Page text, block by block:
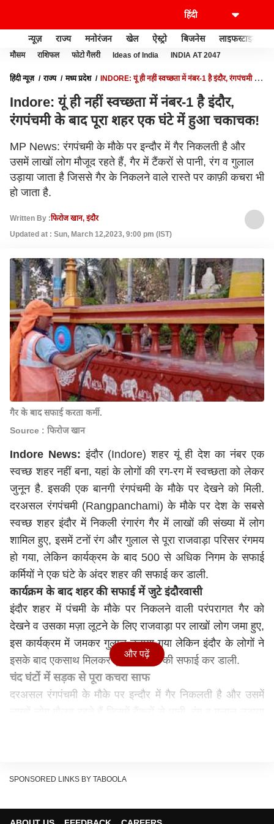
न्यूज़ राज्य मनोरंजन खेल ऐस्ट्रो बिजनेस लाइफस्टाइल
मौसम राशिफल फोटो गैलरी Ideas of India INDIA AT 2047
हिंदी न्यूज़ राज्य मध्य प्रदेश
INDORE: यूं ही नहीं स्वच्छता में नंबर-1 है इंदौर, रंगपंचमी के
Indore: यूं ही नहीं स्वच्छता में नंबर-1 है इंदौर,
रंगपंचमी के बाद पूरा शहर एक घंटे में हुआ चकाचक!
MP News: रंगपंचमी के मौके पर इन्दौर में गैर निकलती है और
उसमें लाखों लोग मौजूद रहते हैं, गैर में टैंकरों से पानी, रंग व गुलाल
उड़ाया जाता है जिससे गैर के निकलने वाले रास्ते पर काफ़ी कचरा भी
हो जाता है.
Written By :फिरोज खान, इंदौर
Updated at : Sun, March 12,2023, 9:00 pm (IST)
गैर के बाद सफाई करता कर्मी.
Source : फिरोज खान
Indore News: इंदौर (Indore) शहर यूं ही देश का नंबर एक
स्वच्छ शहर नहीं बना, यहां के लोगों की रग-रग में स्वच्छता को लेकर
जुनून है. इसकी एक बानगी रंगपंचमी के मौके पर देखने को मिली.
दरअसल रंगपंचमी (Rangpanchami) के मौके पर देश के सबसे
स्वच्छ शहर इंदौर में निकली रंगारंग गैर में लाखों की संख्या में लोग
शामिल हुए, इसमें टनों रंग और गुलाल से पूरा राजवाड़ा परिसर रंगमय
हो गया, लेकिन कार्यक्रम के बाद 500 से अधिक निगम के सफाई
कर्मियों ने एक घंटे के अंदर शहर की सफाई कर डाली.
कार्यक्रम के बाद शहर की सफाई में जुटे इंदौरवासी
इंदौर शहर में पंचमी के मौके पर निकलने वाली परंपरागत गैर को
देखने व उसका मज़ा लूटने के लिए राजवाड़ा पर लाखों लोग जमा हुए,
इस कार्यक्रम में जमकर गुलाल उड़ाया गया लेकिन इंदौर के लोगों ने
इसके बाद एकसाथ मिलकर पूरे राजवाड़ा की सफाई कर डाली.
चंद घंटों में सड़क से पूरा कचरा साफ
दरअसल रंगपंचमी के मौके पर इन्दौर में गैर निकलती है और उसमें
वह छह बार से ऐसे ही नहीं स्वच्छता में नंबर वन नहीं आ रहा है.
और पढ़ें
SPONSORED LINKS BY TABOOLA